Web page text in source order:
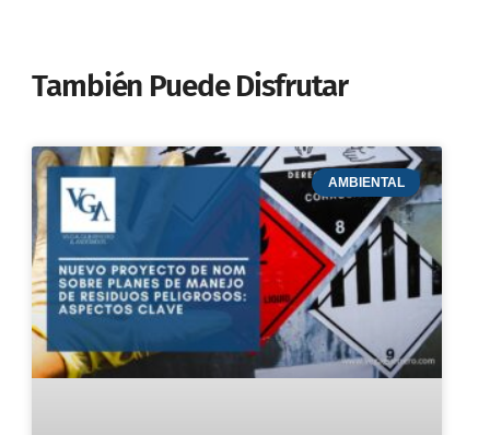
También Puede Disfrutar
AMBIENTAL